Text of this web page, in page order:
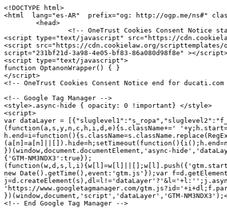
<!DOCTYPE html>
<html  lang="es-AR"  prefix="og: http://ogp.me/ns#" class="no-js">
	<head>
		<!-- OneTrust Cookies Consent Notice start for ducati.com -->
<script type="text/javascript" src="https://cdn.cookielaw.org/consent/231bf21d-3a98-4e05-bf83-86a080d98f8e/OtAutoBlock.js" ></script>
<script src="https://cdn.cookielaw.org/scripttemplates/otSDKStub.js" data-document-language="true" type="text/javascript" charset="UTF-8" data-domain-script="231bf21d-3a98-4e05-bf83-86a080d98f8e" ></script>
<script type="text/javascript">
function OptanonWrapper() { }
</script>
<!-- OneTrust Cookies Consent Notice end for ducati.com -->

<!-- Google Tag Manager -->
<style>.async-hide { opacity: 0 !important} </style>
<script>
var dataLayer = [{"sluglevel1":"s_ropa","sluglevel2":"f_APP002542","pageTags":"s_ropa,f_APP002542"}] || [];
(function(a,s,y,n,c,h,i,d,e){s.className+=' '+y;h.start=1*new Date;
h.end=i=function(){s.className=s.className.replace(RegExp(' ?'+y),'')};
(a[n]=a[n]||[]).hide=h;setTimeout(function(){i();h.end=null},c);h.timeout=c;
})(window,document.documentElement,'async-hide','dataLayer',4000,
{'GTM-NM3NDX3':true});
(function(w,d,s,l,i){w[l]=w[l]||[];w[l].push({'gtm.start':
new Date().getTime(),event:'gtm.js'});var f=d.getElementsByTagName(s)[0],
j=d.createElement(s),dl=l!='dataLayer'?'&l='+l:'';j.async=true;j.src=
'https://www.googletagmanager.com/gtm.js?id='+i+dl;f.parentNode.insertBefore(j,f);
})(window,document,'script','dataLayer','GTM-NM3NDX3');</script>
<!-- End Google Tag Manager -->




<meta charset="utf-8">
<meta name="viewport" content="width=device-width, initial-scale=1">

<title>Urban - Mochila
 | Accessories | apparel Ducati</title>
<meta name="description" content="La mochila Ducati Urban by Ogio es el accesorio perfecto para el trabajo o para el tiempo libre. El compartimento interior, ideal para guardar el ordenador, es acolchado y está forrado con polar con una práctica inserción lateral. Dispone de varios bolsillos para organizar los efectos personales y un bolsillo superior para guardar los objetos de valor de forma segura. También cuenta con un compartimento acolchado para la tablet. Está dotada de correas de espuma de doble densidad y un panel trasero acolchado para mayor estabilidad al transportar cargas pesadas, para que puedas llevar todo lo que necesites con comodidad.">
<link rel="canonical" href="https://www.ducati.com/ar/es/ropa/APP002542">

	<link rel="alternate" hreflang="es-AR" href="https://www.ducati.com/ar/es/ropa/APP002542">

	<link rel="alternate" hreflang="x-default" href="https://www.ducati.com/ww/en/apparel/APP002542">

	<link rel="alternate" hreflang="en-AU" href="https://www.ducati.com/au/en/apparel/APP002542">

	<link rel="alternate" hreflang="nl-BE" href="https://www.ducati.com/be/nl/apparel/APP002542">

	<link rel="alternate" hreflang="fr-BE" href="https://www.ducati.com/be/fr/apparel/APP002542">

	<link rel="alternate" hreflang="en-CA" href="https://www.ducati.com/ca/en/apparel/APP002542">

	<link rel="alternate" hreflang="fr-CA" href="https://www.ducati.com/ca/fr/apparel/APP002542">

	<link rel="alternate" hreflang="de-DE" href="https://www.ducati.com/de/de/apparel/APP002542">

	<link rel="alternate" hreflang="es-ES" href="https://www.ducati.com/es/es/ropa/APP002542">

	<link rel="alternate" hreflang="fr-FR" href="https://www.ducati.com/fr/fr/apparel/APP002542">

	<link rel="alternate" hreflang="en-IN" href="https://www.ducati.com/in/en/apparel/APP002542">

	<link rel="alternate" hreflang="it-IT" href="https://www.ducati.com/it/it/abbigliamento/APP002542">

	<link rel="alternate" hreflang="ja-JP" href="https://www.ducati.com/jp/ja/apparel/APP002542">

	<link rel="alternate" hreflang="es-MX" href="https://www.ducati.com/mx/es/ropa/APP002542">

	<link rel="alternate" hreflang="nl-NL" href="https://www.ducati.com/nl/nl/apparel/APP002542">

	<link rel="alternate" hreflang="de-CH" href="https://www.ducati.com/ch/de/apparel/APP002542">

	<link rel="alternate" hreflang="it-CH" href="https://www.ducati.com/ch/it/apparel/APP002542">

	<link rel="alternate" hreflang="fr-CH" href="https://www.ducati.com/ch/fr/apparel/APP002542">

	<link rel="alternate" hreflang="en-GB" href="https://www.ducati.com/gb/en/apparel/APP002542">

	<link rel="alternate" hreflang="en-US" href="https://www.ducati.com/us/en/apparel/APP002542">


<link rel="icon" href="https://www.ducati.com/favicon.ico" type="image/x-icon">
<link rel="shortcut icon" href="https://www.ducati.com/favicon.ico" type="image/x-icon">

<meta property="og:title" content="Urban - Mochila
 | Accessories | apparel Ducati">
<meta property="og:description" content="La mochila Ducati Urban by Ogio es el accesorio perfecto para el trabajo o para el tiempo libre. El compartimento interior, ideal para guardar el ordenador, es acolchado y está forrado con polar con una práctica inserción lateral. Dispone de varios bolsillos para organizar los efectos personales y un bolsillo superior para guardar los objetos de valor de forma segura. También cuenta con un compartimento acolchado para la tablet. Está dotada de correas de espuma de doble densidad y un panel trasero acolchado para mayor estabilidad al transportar cargas pesadas, para que puedas llevar todo lo que necesites con comodidad.">
<meta property="og:type" content="article">
<meta property="og:url" content="https://www.ducati.com/ar/es/ropa/APP002542">
<meta property="og:image" content="https://media.ducati.com/EPCResources/GRAPHICS/immagini_apparel/1B/1B4A1338E5A5300E5F7C2E4E5BB6FD1F.png">
<meta property="og:image:width" content="">
<meta property="og:image:height" content="">
<meta property="og:locale" content="ar_ES">
<meta property="og:site_name" content="">

<meta name="twitter:card" content="summary_large_image">
<meta name="twitter:site" content="@DucatiMotor">
<meta name="twitter:title" content="Urban - Mochila
 | Accessories | apparel Ducati">
<meta name="twitter:description" content="La mochila Ducati Urban by Ogio es el accesorio perfecto para el trabajo o para el tiempo libre. El compartimento interior, ideal para guardar el ordenador, es acolchado y está forrado con polar con una práctica inserción lateral. Dispone de varios bolsillos para organizar los efectos personales y un bolsillo superior para guardar los objetos de valor de forma segura. También cuenta con un compartimento acolchado para la tablet. Está dotada de correas de espuma de doble densidad y un panel trasero acolchado para mayor estabilidad al transportar cargas pesadas, para que puedas llevar todo lo que necesites con comodidad.">
<meta name="twitter:image" content="https://media.ducati.com/EPCResources/GRAPHICS/immagini_apparel/1B/1B4A1338E5A5300E5F7C2E4E5BB6FD1F.png">
<meta name="twitter:url" content="https://www.ducati.com/ar/es/ropa/APP002542">



<link rel="stylesheet" type="text/css" href="https://assets.prd.site.awsducati.com/dist/0.39.5/assets/css/ducati.css">






<script src="https://use.typekit.net/uhm8ljm.js"></script>
<script>try{Typekit.load({ async: true });}catch(e){}</script>

<script>var dlabels = {
fitsOn: "", multiFit: "", updateDate: "",
recallsNumber: "", contactDealer: "", documentDonwload: "",
noDocumentsFound: "", recallStatus: "", model: "",
recallNum: "", nhtsaIdNumber: "", newsletterServiceError: "",
loadMore: "", noResults: "", safetyRecallsNumber: "",
updateRecallsNumber: "", nhtsaNotificationDate: "",
noSafetyCampaignNumber: "", campaignStatus: "",
viewAll: "", doc: { subscriptionLabel: "Suscríbase ahora", dealerWebsiteText: "sitio web",
dealerLinkText: "Cómo llegar a nosotros", contactCta: "Contactar con el Club", apprel: { category: "",
subcategory: "" } }, specifyAdditionalInfo: "",
profileSportOtherFollowedRequired: "",
profileSportOtherPracticedRequired: "",
profilePersonalInfoHeightInvalid: "", invalidDate: "",
mustBeAdult: "", requiredField: "", invalidPostalCode: "",
invalidMobilePhone: "", brand: "", family: "", year: "",
yearOfPurchase: "", removeBike: "", verifyingOwnership: "",
declaredOwnership: "", certifiedOwnership: "",
availableDownloads: "", notCertifiedMessage: "",
waitingCertifiedMessage: "", certifyYourBike: "",
modalMessage: "", areYouStillInPossession: "",
addImage: "", askBeforeDelete: "", reset: "",
ducatiCard: "", minLengthError: "", maxLengthError: "",
certifiedMessage: "", delete: "",
removeConfigurationAreYouSure: "", removeConfiguration: "",
configurationCreatedByDealer: "", shareYourDucatiTweetText: "",
shareYourDucati: "", share: "", contactDealer: "",
dealerInfo: "", edit: "", view: "", price: "",
modifiedAt: "", createdAt: "", dealer: "",
newConfiguration: "", cancel: "", invalidClub: "",
profilePersonalinfoLabelAddress: "",
profilePersonalinfoLabelCity: "", status: "",
profilePersonalinfoLabelEmail: "", president: "",
yourLatestBike: "", goToGarage: "",
subscriptionRequestStatus: { active: "", lead: "" },
showTicketText: "", printTicket: "", addToCalendar: "",
eventInfo: "", manageTicket: "",
viewTicket: "", viewTickets: "", event: "",
date: "", invalidCidMessage: "", existingCidMessage: "",
nextEventsEmtpyStatus: "", pastEventsEmptyStatus: "",
updateRecallCampaign: "", ducatiWarranty: "",
frameNumber: "", warrantyStartDate: "",
ducatiWarrantyType: "", warrantyEndDate: "",
nextDeadlines: "", carriedOut: "",
transparentMaintenance: "", digitalMaintenance: "",
ducatiWarrantyAndDigitalMaintenance: "",
noRecallCampaignsForThisBike: "", campaignNumber: "",
nhtsNumber: "", securityRecallCampaign: "",
orPreposition: "", carriedOutMessage: "",
nextDeadlinesMessage: "",
needAssistance: "", notes: "",
warrantyMessage: "", intervention: "",
warrantyNames: {  },
warrantyNotes: {  },
serviceTypes: {  },
yourOrder: "",
descriptionOrder: "",
needAssistanceForOrder: "",
videoTutorial: "",
deliveryScheduled: "",
yourLatestOrder: "",
productPropertiesAttachments: "",
loyalty: { privacyForm: { successTitle: "", successText: "",
genericError: "" }, inviteFriends: {success: "",
genericError:""}, error1008: "",
error1009: "", error1010: "",
error1011: "",